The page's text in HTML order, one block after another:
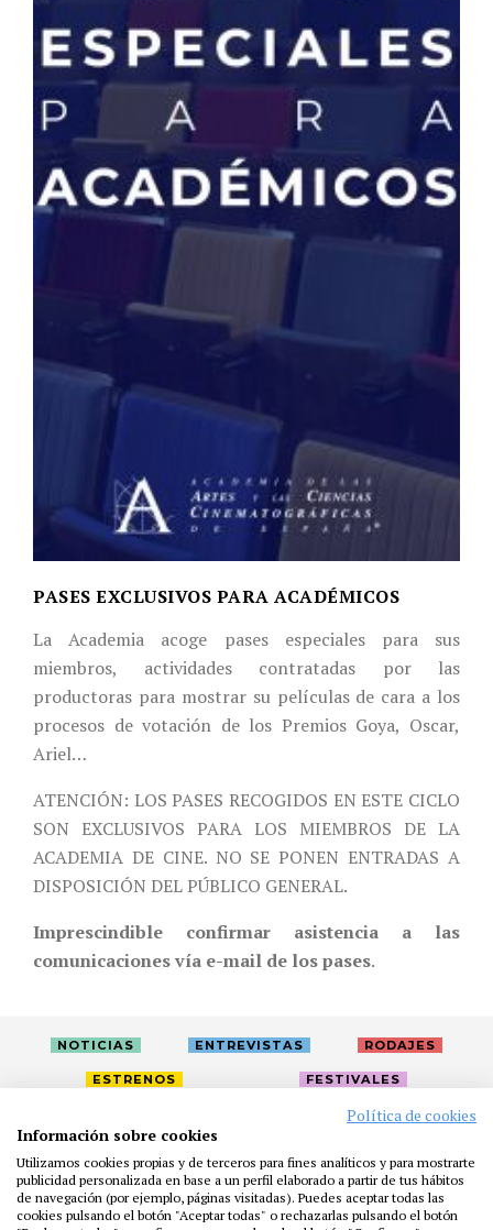
PASES EXCLUSIVOS PARA ACADÉMICOS
La Academia acoge pases especiales para sus
miembros, actividades contratadas por las
productoras para mostrar su películas de cara a los
procesos de votación de los Premios Goya, Oscar,
Ariel…
ATENCIÓN: LOS PASES RECOGIDOS EN ESTE CICLO
SON EXCLUSIVOS PARA LOS MIEMBROS DE LA
ACADEMIA DE CINE. NO SE PONEN ENTRADAS A
DISPOSICIÓN DEL PÚBLICO GENERAL.
Imprescindible confirmar asistencia a las
comunicaciones vía e-mail de los pases.
NOTICIAS ENTREVISTAS RODAJES
ESTRENOS FESTIVALES
PRENSA
FUNDACIÓN RESIDENCIAS
AYUDAS
BIBLIOTECA
PUBLICACIONES CONTACTO
Política de cookies
Información sobre cookies
Utilizamos cookies propias y de terceros para fines analíticos y para mostrarte
publicidad personalizada en base a un perfil elaborado a partir de tus hábitos
de navegación (por ejemplo, páginas visitadas). Puedes aceptar todas las
cookies pulsando el botón "Aceptar todas" o rechazarlas pulsando el botón